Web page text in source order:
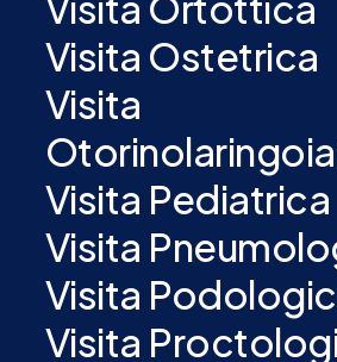
Visita Ostetrica
Visita
Visita Pediatrica
Visita
Visita
Visita